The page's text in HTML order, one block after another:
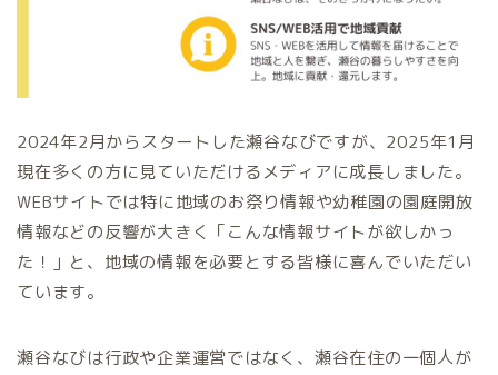
2024年2月からスタートした瀬谷なびですが、2025年1月
現在多くの方に見ていただけるメディアに成長しました。
WEBサイトでは特に地域のお祭り情報や幼稚園の園庭開放
情報などの反響が大きく「こんな情報サイトが欲しかっ
た！」と、地域の情報を必要とする皆様に喜んでいただい
ています。
瀬谷なびは行政や企業運営ではなく、瀬谷在住の一個人が